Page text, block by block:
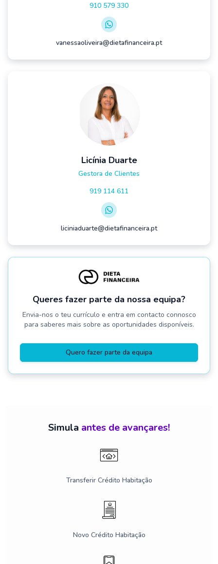
910 579 330
vanessaoliveira@dietafinanceira.pt
Licínia Duarte
Gestora de Clientes
919 114 611
liciniaduarte@dietafinanceira.pt
Queres fazer parte da nossa equipa?
Envia-nos o teu currículo e entra em contacto connosco
para saberes mais sobre as oportunidades disponíveis.
Quero fazer parte da equipa
Simula antes de avançares!
Transferir Crédito Habitação
Novo Crédito Habitação